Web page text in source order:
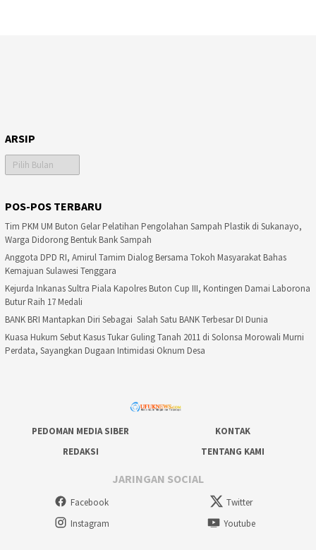
ARSIP
Arsip
POS-POS TERBARU
Tim PKM UM Buton Gelar Pelatihan Pengolahan Sampah Plastik di Sukanayo,
Warga Didorong Bentuk Bank Sampah
Anggota DPD RI, Amirul Tamim Dialog Bersama Tokoh Masyarakat Bahas
Kemajuan Sulawesi Tenggara
Kejurda Inkanas Sultra Piala Kapolres Buton Cup III, Kontingen Damai Laborona
Butur Raih 17 Medali
BANK BRI Mantapkan Diri Sebagai Salah Satu BANK Terbesar DI Dunia
Kuasa Hukum Sebut Kasus Tukar Guling Tanah 2011 di Solonsa Morowali Murni
Perdata, Sayangkan Dugaan Intimidasi Oknum Desa
PEDOMAN MEDIA SIBER
KONTAK
REDAKSI
TENTANG KAMI
JARINGAN SOCIAL
Facebook
Twitter
Instagram
Youtube